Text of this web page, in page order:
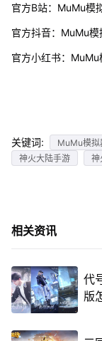
官方B站：MuMu模
官方抖音：MuMu模
官方小红书：MuMu
关键词: MuMu模拟
神火大陆手游
神
相关资讯
代
版